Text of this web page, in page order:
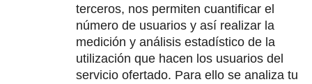
terceros, nos permiten cuantificar el
número de usuarios y así realizar la
medición y análisis estadístico de la
utilización que hacen los usuarios del
servicio ofertado. Para ello se analiza tu